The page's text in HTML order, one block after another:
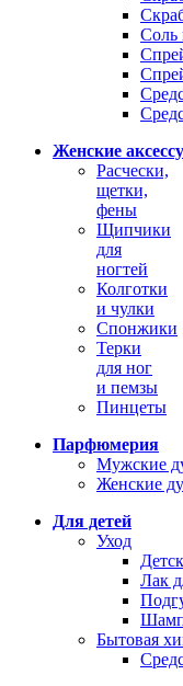
Соль
Женские
Расчески,
щетки,
фены
Щипчики
для
ногтей
Колготки
и чулки
Спонжики
Терки
для ног
и пемзы
Пинцеты
Парфюмерия
Мужские
Женские
Для детей
Уход
Лак
Бытовая